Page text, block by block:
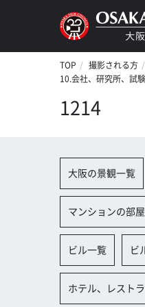
TOP 撮影される方
10.会社、研究所、試
1214
大阪の景観一覧
マンションの部屋
ビル一覧 ビ
ホテル、レスト